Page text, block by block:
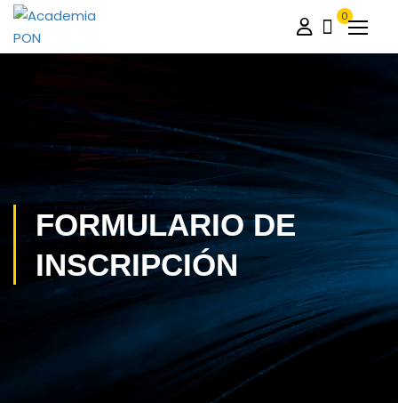
0
FORMULARIO DE
INSCRIPCIÓN